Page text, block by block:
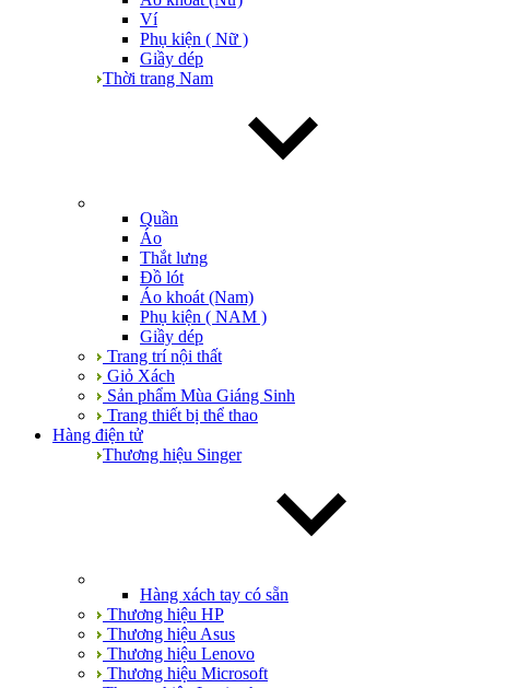
Ví
Phụ kiện ( Nữ )
Giầy dép
Thời trang Nam
Quần
Áo
Thắt lưng
Đồ lót
Áo khoát (Nam)
Phụ kiện ( NAM )
Giầy dép
Trang trí nội thất
Giỏ Xách
Sản phẩm Mùa Giáng Sinh
Trang thiết bị thể thao
Hàng điện tử
Thương hiệu Singer
Hàng xách tay có sẵn
Thương hiệu HP
Thương hiệu Asus
Thương hiệu Lenovo
Thương hiệu Microsoft